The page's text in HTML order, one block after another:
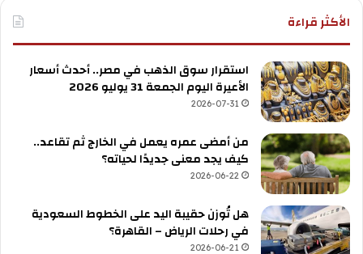
الأكثر قراءة
استقرار سوق الذهب في مصر.. أحدث أسعار
الأعيرة اليوم الجمعة 31 يوليو 2026
2026-07-31
من أمضى عمره يعمل في الخارج ثم تقاعد..
كيف يجد معنى جديدًا لحياته؟
2026-06-22
هل تُوزن حقيبة اليد على الخطوط السعودية
في رحلات الرياض – القاهرة؟
2026-06-21